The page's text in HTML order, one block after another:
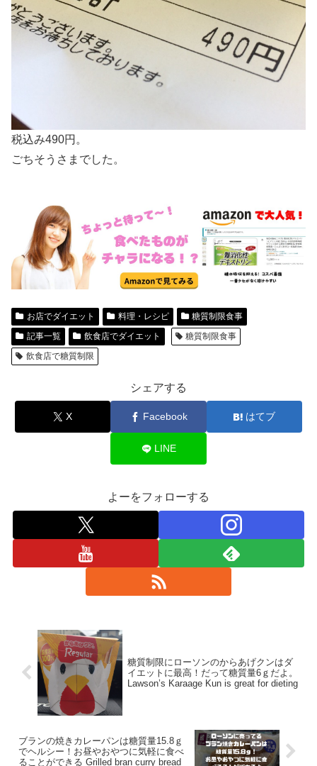
税込み490円。
ごちそうさまでした。
お店でダイエット 料理・レシピ
糖質制限食事
記事一覧
飲食店でダイエット
糖質制限食事
飲食店で糖質制限
シェアする
X Facebook はてブ
LINE
よーをフォローする
糖質制限にローソンのからあげクンはダ
イエットに最高！だって糖質量6ｇだよ。
Lawson’s Karaage Kun is great for dieting
ブランの焼きカレーパンは糖質量15.8ｇ
でヘルシー！お昼やおやつに気軽に食べ
ることができる Grilled bran curry bread